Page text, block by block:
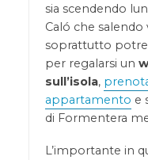
sia scendendo
Caló che salendo
soprattutto
per regalarsi un
sull’isola,
appartamento e
di Formentera
L’importante in